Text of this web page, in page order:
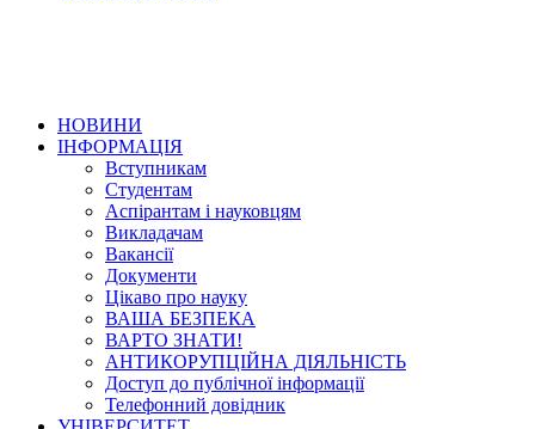
НОВИНИ
ІНФОРМАЦІЯ
Вступникам
Студентам
Аспірантам і науковцям
Викладачам
Вакансії
Документи
Цікаво про науку
ВАША БЕЗПЕКА
ВАРТО ЗНАТИ!
АНТИКОРУПЦІЙНА ДІЯЛЬНІСТЬ
Доступ до публічної інформації
Телефонний довідник